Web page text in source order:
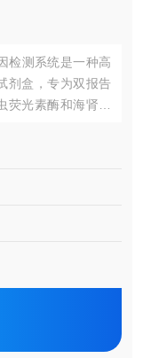
检测系统是一种高
剂盒，专为双报告
光素酶和海肾荧